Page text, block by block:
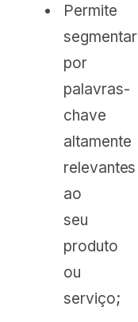
Permite
segmentar
por
palavras-
chave
altamente
relevantes
ao
seu
produto
ou
serviço;